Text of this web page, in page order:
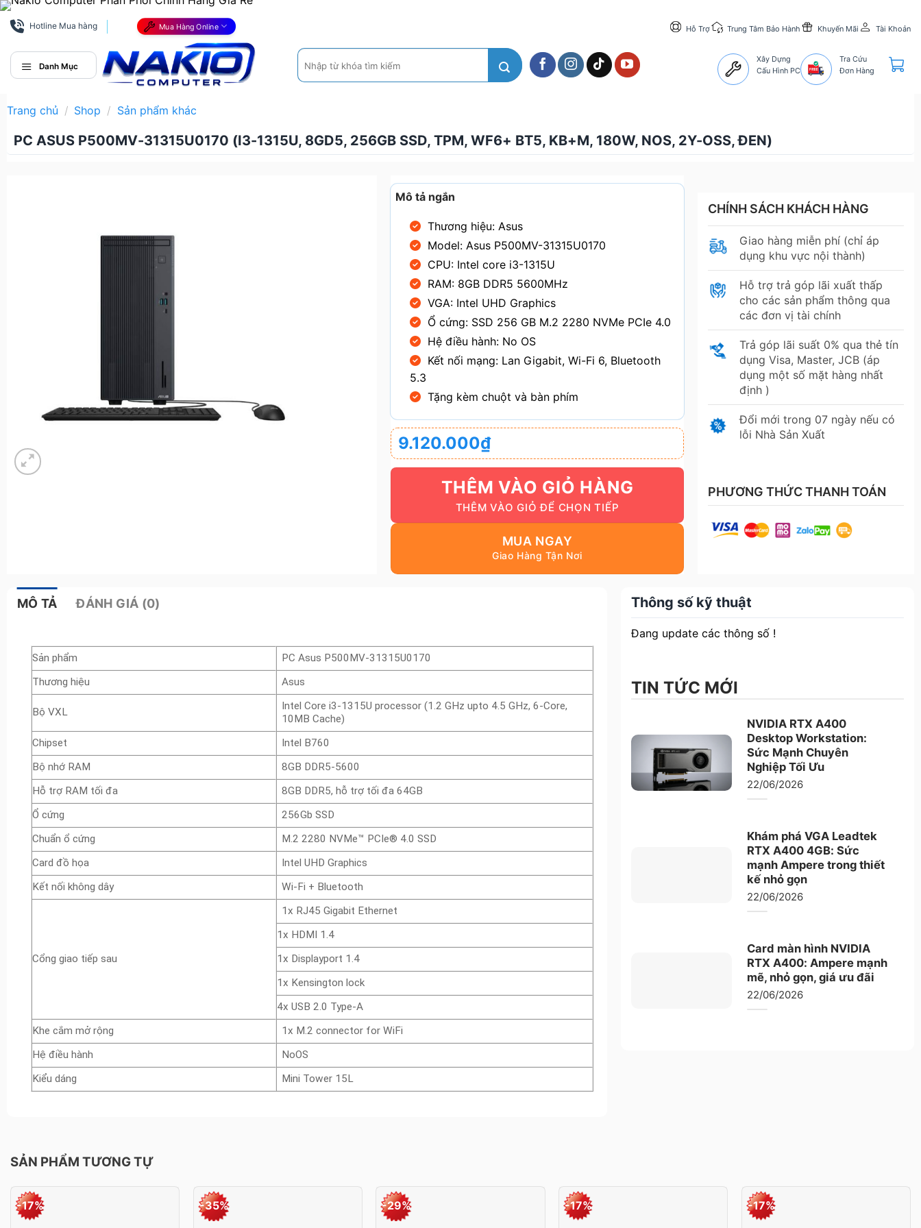
Bỏ
qua
dung
Hotline Mua hàng Mua Hàng Online Hỗ Trợ Trung Tâm Bảo Hành Khuyến Mãi Tài Khoản
Danh Mục
Tìm
kiếm:
Xây Dựng
Cấu Hình PC
Tra Cứu
Đơn Hàng
Trang chủ / Shop / Sản phẩm khác
PC ASUS P500MV-31315U0170 (I3-1315U, 8GD5, 256GB SSD, TPM, WF6+ BT5, KB+M, 180W, NOS, 2Y-OSS, ĐEN)
Mô tả ngắn
Thương hiệu: Asus
Model: Asus P500MV-31315U0170
CPU: Intel core i3-1315U
RAM: 8GB DDR5 5600MHz
VGA: Intel UHD Graphics
Ổ cứng: SSD 256 GB M.2 2280 NVMe PCIe 4.0
Hệ điều hành: No OS
Kết nối mạng: Lan Gigabit, Wi-Fi 6, Bluetooth️
5.3
Tặng kèm chuột và bàn phím
9.120.000₫
THÊM VÀO GIỎ HÀNG
MUA NGAY
CHÍNH SÁCH KHÁCH HÀNG
Giao hàng miễn phí (chỉ áp
dụng khu vực nội thành)
Hỗ trợ trả góp lãi xuất thấp
cho các sản phẩm thông qua
các đơn vị tài chính
Trả góp lãi suất 0% qua thẻ tín
dụng Visa, Master, JCB (áp
dụng một số mặt hàng nhất
định )
Đổi mới trong 07 ngày nếu có
lỗi Nhà Sản Xuất
PHƯƠNG THỨC THANH TOÁN
MÔ TẢ ĐÁNH GIÁ (0)
Sản phẩm
PC Asus P500MV-31315U0170
Thương hiệu
Asus
Bộ VXL
Intel Core i3-1315U processor (1.2 GHz upto 4.5 GHz, 6-Core,
10MB Cache)
Chipset
Intel B760
Bộ nhớ RAM
8GB DDR5-5600
Hỗ trợ RAM tối đa
8GB DDR5, hỗ trợ tối đa 64GB
Ổ cứng
256Gb SSD
Chuẩn ổ cứng
M.2 2280 NVMe™ PCIe® 4.0 SSD
Card đồ họa
Intel UHD Graphics
Kết nối không dây
Wi-Fi + Bluetooth
Cổng giao tiếp sau
1x RJ45 Gigabit Ethernet
1x HDMI 1.4
1x Displayport 1.4
1x Kensington lock
4x USB 2.0 Type-A
Khe cắm mở rộng
1x M.2 connector for WiFi
Hệ điều hành
NoOS
Kiểu dáng
Mini Tower 15L
Thông số kỹ thuật
Đang update các thông số !
TIN TỨC MỚI
NVIDIA RTX A400
Desktop Workstation:
Sức Mạnh Chuyên
Nghiệp Tối Ưu
22/06/2026
Khám phá VGA Leadtek
RTX A400 4GB: Sức
mạnh Ampere trong thiết
kế nhỏ gọn
22/06/2026
Card màn hình NVIDIA
RTX A400: Ampere mạnh
mẽ, nhỏ gọn, giá ưu đãi
22/06/2026
SẢN PHẨM TƯƠNG TỰ
-17% -35% -29% -17% -17%